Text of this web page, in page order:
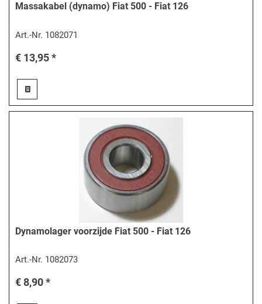
Massakabel (dynamo) Fiat 500 - Fiat 126
Art.-Nr. 1082071
€ 13,95 *
Dynamolager voorzijde Fiat 500 - Fiat 126
Art.-Nr. 1082073
€ 8,90 *